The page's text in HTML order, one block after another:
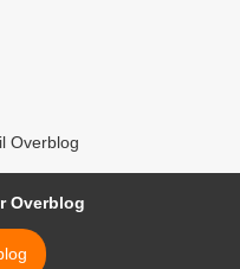
Overblog
Overblog